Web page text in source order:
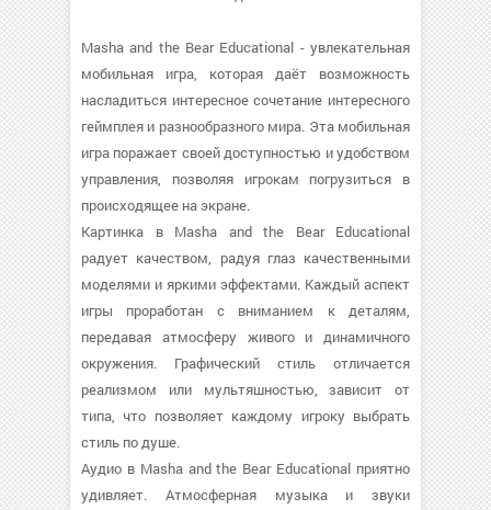
Masha and the Bear Educational - увлекательная
мобильная игра, которая даёт возможность
насладиться интересное сочетание интересного
геймплея и разнообразного мира. Эта мобильная
игра поражает своей доступностью и удобством
управления, позволяя игрокам погрузиться в
происходящее на экране.
Картинка в Masha and the Bear Educational
радует качеством, радуя глаз качественными
моделями и яркими эффектами. Каждый аспект
игры проработан с вниманием к деталям,
передавая атмосферу живого и динамичного
окружения. Графический стиль отличается
реализмом или мультяшностью, зависит от
типа, что позволяет каждому игроку выбрать
стиль по душе.
Аудио в Masha and the Bear Educational приятно
удивляет. Атмосферная музыка и звуки